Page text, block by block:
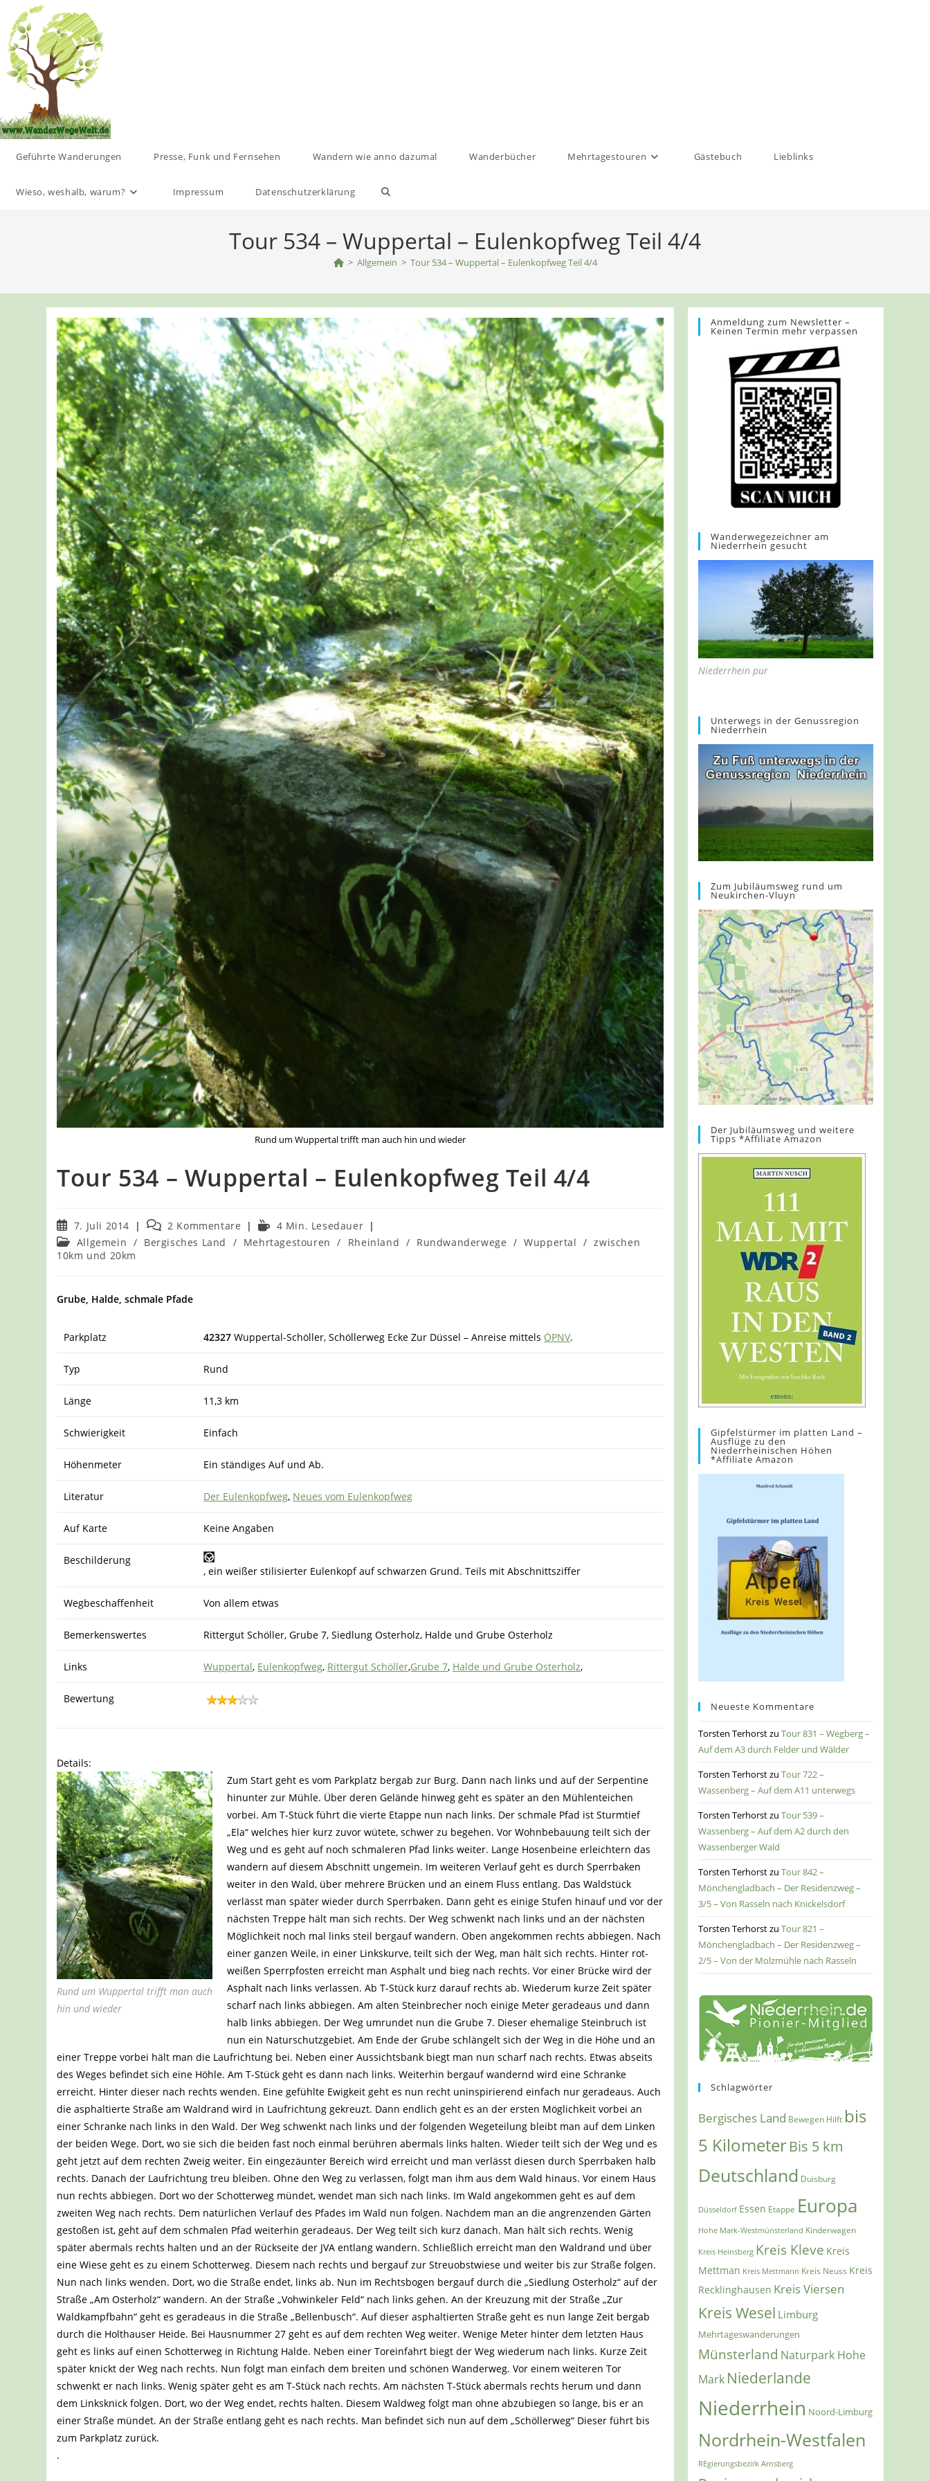
Inhalt
springen
Geführte Wanderungen Presse, Funk und Fernsehen Wandern wie anno dazumal Wanderbücher Mehrtagestouren Gästebuch Lieblinks
Wieso, weshalb, warum? Impressum Datenschutzerklärung Website-
umschalten
Tour 534 – Wuppertal – Eulenkopfweg Teil 4/4
> Allgemein > Tour 534 – Wuppertal – Eulenkopfweg Teil 4/4
Rund um Wuppertal trifft man auch hin und wieder
Tour 534 – Wuppertal – Eulenkopfweg Teil 4/4
Beitrag
veröffentlicht:
7. Juli 2014
Beitrags-
Kommentare:
2 Kommentare Lesedauer:
4 Min. Lesedauer
Beitrags-
Kategorie:
Allgemein / Bergisches Land / Mehrtagestouren / Rheinland / Rundwanderwege / Wuppertal / zwischen
10km und 20km
Grube, Halde, schmale Pfade
Parkplatz 42327Wuppertal-Schöller, Schöllerweg Ecke Zur Düssel – Anreise mittels ÖPNV.
Typ Rund
Länge 11,3 km
Schwierigkeit Einfach
Höhenmeter Ein ständiges Auf und Ab.
Literatur Der Eulenkopfweg, Neues vom Eulenkopfweg
Auf Karte Keine Angaben
Beschilderung
, ein weißer stilisierter Eulenkopf auf schwarzen Grund. Teils mit Abschnittsziffer
Wegbeschaffenheit Von allem etwas
Bemerkenswertes Rittergut Schöller, Grube 7, Siedlung Osterholz, Halde und Grube Osterholz
Links Wuppertal, Eulenkopfweg, Rittergut Schöller,Grube 7, Halde und Grube Osterholz,
Bewertung
Details:
Rund um Wuppertal trifft man auch
hin und wieder
Zum Start geht es vom Parkplatz bergab zur Burg. Dann nach links und auf der Serpentine
hinunter zur Mühle. Über deren Gelände hinweg geht es später an den Mühlenteichen
vorbei. Am T-Stück führt die vierte Etappe nun nach links. Der schmale Pfad ist Sturmtief
„Ela“ welches hier kurz zuvor wütete, schwer zu begehen. Vor Wohnbebauung teilt sich der
Weg und es geht auf noch schmaleren Pfad links weiter. Lange Hosenbeine erleichtern das
wandern auf diesem Abschnitt ungemein. Im weiteren Verlauf geht es durch Sperrbaken
weiter in den Wald, über mehrere Brücken und an einem Fluss entlang. Das Waldstück
verlässt man später wieder durch Sperrbaken. Dann geht es einige Stufen hinauf und vor der
nächsten Treppe hält man sich rechts. Der Weg schwenkt nach links und an der nächsten
Möglichkeit noch mal links steil bergauf wandern. Oben angekommen rechts abbiegen. Nach
einer ganzen Weile, in einer Linkskurve, teilt sich der Weg, man hält sich rechts. Hinter rot-
weißen Sperrpfosten erreicht man Asphalt und bieg nach rechts. Vor einer Brücke wird der
Asphalt nach links verlassen. Ab T-Stück kurz darauf rechts ab. Wiederum kurze Zeit später
scharf nach links abbiegen. Am alten Steinbrecher noch einige Meter geradeaus und dann
halb links abbiegen. Der Weg umrundet nun die Grube 7. Dieser ehemalige Steinbruch ist
nun ein Naturschutzgebiet. Am Ende der Grube schlängelt sich der Weg in die Höhe und an
einer Treppe vorbei hält man die Laufrichtung bei. Neben einer Aussichtsbank biegt man nun scharf nach rechts. Etwas abseits
des Weges befindet sich eine Höhle. Am T-Stück geht es dann nach links. Weiterhin bergauf wandernd wird eine Schranke
erreicht. Hinter dieser nach rechts wenden. Eine gefühlte Ewigkeit geht es nun recht uninspirierend einfach nur geradeaus. Auch
die asphaltierte Straße am Waldrand wird in Laufrichtung gekreuzt. Dann endlich geht es an der ersten Möglichkeit vorbei an
einer Schranke nach links in den Wald. Der Weg schwenkt nach links und der folgenden Wegeteilung bleibt man auf dem Linken
der beiden Wege. Dort, wo sie sich die beiden fast noch einmal berühren abermals links halten. Wieder teilt sich der Weg und es
geht jetzt auf dem rechten Zweig weiter. Ein eingezäunter Bereich wird erreicht und man verlässt diesen durch Sperrbaken halb
rechts. Danach der Laufrichtung treu bleiben. Ohne den Weg zu verlassen, folgt man ihm aus dem Wald hinaus. Vor einem Haus
nun rechts abbiegen. Dort wo der Schotterweg mündet, wendet man sich nach links. Im Wald angekommen geht es auf dem
zweiten Weg nach rechts. Dem natürlichen Verlauf des Pfades im Wald nun folgen. Nachdem man an die angrenzenden Gärten
gestoßen ist, geht auf dem schmalen Pfad weiterhin geradeaus. Der Weg teilt sich kurz danach. Man hält sich rechts. Wenig
später abermals rechts halten und an der Rückseite der JVA entlang wandern. Schließlich erreicht man den Waldrand und über
eine Wiese geht es zu einem Schotterweg. Diesem nach rechts und bergauf zur Streuobstwiese und weiter bis zur Straße folgen.
Nun nach links wenden. Dort, wo die Straße endet, links ab. Nun im Rechtsbogen bergauf durch die „Siedlung Osterholz“ auf der
Straße „Am Osterholz“ wandern. An der Straße „Vohwinkeler Feld“ nach links gehen. An der Kreuzung mit der Straße „Zur
Waldkampfbahn“ geht es geradeaus in die Straße „Bellenbusch“. Auf dieser asphaltierten Straße geht es nun lange Zeit bergab
durch die Holthauser Heide. Bei Hausnummer 27 geht es auf dem rechten Weg weiter. Wenige Meter hinter dem letzten Haus
geht es links auf einen Schotterweg in Richtung Halde. Neben einer Toreinfahrt biegt der Weg wiederum nach links. Kurze Zeit
später knickt der Weg nach rechts. Nun folgt man einfach dem breiten und schönen Wanderweg. Vor einem weiteren Tor
schwenkt er nach links. Wenig später geht es am T-Stück nach rechts. Am nächsten T-Stück abermals rechts herum und dann
dem Linksknick folgen. Dort, wo der Weg endet, rechts halten. Diesem Waldweg folgt man ohne abzubiegen so lange, bis er an
einer Straße mündet. An der Straße entlang geht es nach rechts. Man befindet sich nun auf dem „Schöllerweg“ Dieser führt bis
zum Parkplatz zurück.
.
Anmeldung zum Newsletter –
Keinen Termin mehr verpassen
Wanderwegezeichner am
Niederrhein gesucht
Niederrhein pur
Unterwegs in der Genussregion
Niederrhein
Zum Jubiläumsweg rund um
Neukirchen-Vluyn
Der Jubiläumsweg und weitere
Tipps *Affiliate Amazon
Gipfelstürmer im platten Land –
Ausflüge zu den
Niederrheinischen Höhen
*Affiliate Amazon
Neueste Kommentare
Torsten TerhorstzuTour 831 – Wegberg –
Auf dem A3 durch Felder und Wälder
Torsten TerhorstzuTour 722 –
Wassenberg – Auf dem A11 unterwegs
Torsten TerhorstzuTour 539 –
Wassenberg – Auf dem A2 durch den
Wassenberger Wald
Torsten TerhorstzuTour 842 –
Mönchengladbach – Der Residenzweg –
3/5 – Von Rasseln nach Knickelsdorf
Torsten TerhorstzuTour 821 –
Mönchengladbach – Der Residenzweg –
2/5 – Von der Molzmühle nach Rasseln
Schlagwörter
Bergisches Land Bewegen Hilft bis
5 KilometerBis 5 km
Deutschland Duisburg
Düsseldorf Essen Etappe Europa
Hohe Mark-Westmünsterland Kinderwagen
Kreis Heinsberg Kreis Kleve Kreis
Mettman Kreis Mettmann Kreis Neuss Kreis
Recklinghausen Kreis Viersen
Kreis Wesel Limburg
Mehrtageswanderungen
Münsterland Naturpark Hohe
Mark Niederlande
Niederrhein Noord-Limburg
Nordrhein-Westfalen
REgierungsbezirk Arnsberg